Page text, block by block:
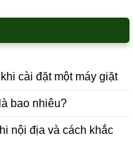
cài đặt một máy giặt
bao nhiêu?
nội địa và cách khắc